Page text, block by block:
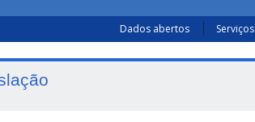
Dados abertos Serviços